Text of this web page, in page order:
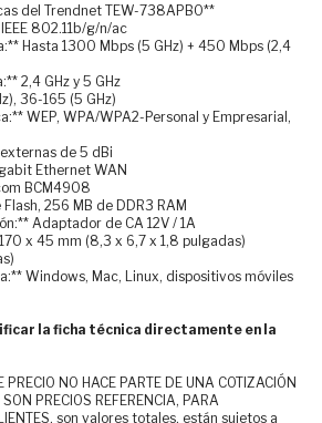
del Trendnet TEW-738APBO**
802.11b/g/n/ac
Hasta 1300 Mbps (5 GHz) + 450 Mbps (2,4
2,4 GHz y 5 GHz
36-165 (5 GHz)
WEP, WPA/WPA2-Personal y Empresarial,
de 5 dBi
Ethernet WAN
BCM4908
256 MB de DDR3 RAM
Adaptador de CA 12V / 1A
x 45 mm (8,3 x 6,7 x 1,8 pulgadas)
Windows, Mac, Linux, dispositivos móviles
la ficha técnica directamente en la
PRECIO NO HACE PARTE DE UNA COTIZACIÓN
PRECIOS REFERENCIA, PARA
son valores totales, están sujetos a